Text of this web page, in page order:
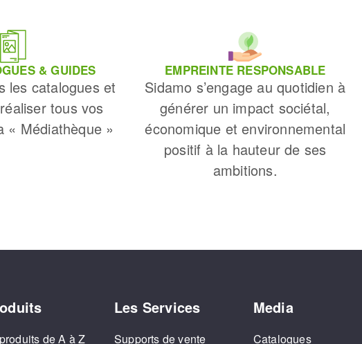
& GUIDES
les catalogues et
tous vos
« Médiathèque »
EMPREINTE RESPONSABLE
Sidamo s’engage au quotidien à
générer un impact sociétal,
économique et environnemental
positif à la hauteur de ses
ambitions.
de A à Z
Les Services
Supports de vente
Media
Catalogues